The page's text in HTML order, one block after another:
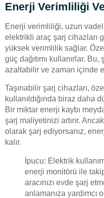
Enerji Verimliliği
Enerji verimliliği, uzun
elektrikli araç şarj cihazları
yüksek verimlilik sağlar.
güç dağıtımı kullanırlar. Bu,
azaltabilir ve zaman içinde
Taşınabilir şarj cihazları,
kullanıldığında biraz daha
Bir miktar enerji kaybı
şarj maliyetinizi artırır.
olarak şarj ediyorsanız,
kalır.
İpucu: Elektrik
enerji monitörü ile
aracınızı evde şarj
anlamanıza yardımcı